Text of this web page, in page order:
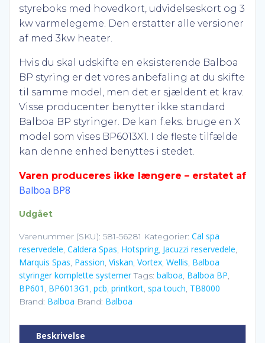
styreboks med hovedkort, udvidelseskort og 3
kw varmelegeme. Den erstatter alle versioner
af med 3kw heater.
Hvis du skal udskifte en eksisterende Balboa
BP styring er det vores anbefaling at du skifte
til samme model, men det er sjældent et krav.
Visse producenter benytter ikke standard
Balboa BP styringer. De kan f.eks. bruge en X
model som vises BP6013X1. I de fleste tilfælde
kan denne enhed benyttes i stedet.
Varen produceres ikke længere – erstatet af
Balboa BP8
Udgået
Varenummer (SKU): 581-56281 Kategorier: Cal spa
reservedele, Caldera Spas, Hotspring, Jacuzzi reservedele,
Marquis Spas, Passion, Viskan, Vortex, Wellis, Balboa
styringer komplette systemer Tags: balboa, Balboa BP,
BP601 , BP6013G1 , pcb, printkort, spa touch, TB8000
Brand: Balboa Brand: Balboa
Beskrivelse